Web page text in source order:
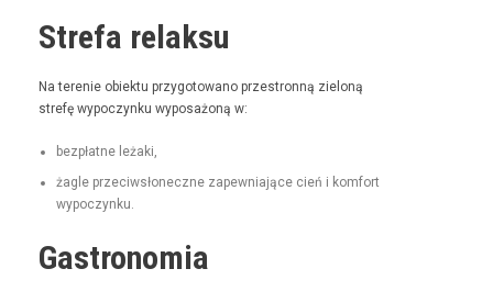
Strefa relaksu
Na tere­nie obiek­tu przy­go­towano prze­stron­ną zieloną
stre­fę wypoczynku wyposażoną w:
bezpłatne leża­ki,
żagle prze­ci­wsłoneczne zapew­ni­a­jące cień i kom­fort
wypoczynku.
Gastronomia